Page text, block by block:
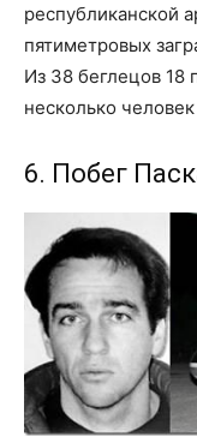
республиканской
пятиметровых
Из 38 беглецов
несколько
6. Побег